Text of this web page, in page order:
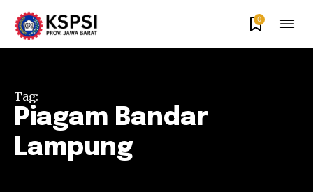
0
Tag:
Piagam Bandar
Lampung